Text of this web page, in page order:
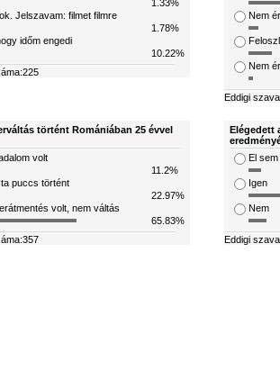
1.33%
Jelszavam: filmet filmre
1.78%
időm engedi
10.22%
Nem
Nem
Eddigi
történt Romániában 25 évvel
volt
11.2%
puccs történt
22.97%
volt, nem váltás
65.83%
Elégedett
El
Igen
Nem
Eddigi